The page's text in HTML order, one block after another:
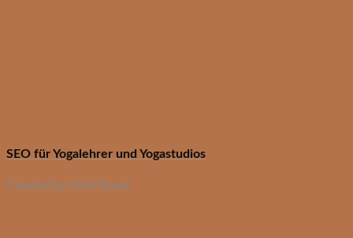
SEO für Yogalehrer und Yogastudios
Created by Nick Runia